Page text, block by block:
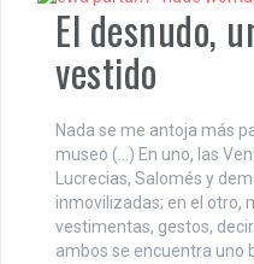
El desnudo,
vestido
Nada se me antoja más
museo (…) En uno, las
Lucrecias, Salomés y
inmovilizadas; en el otro,
vestimentas, gestos,
ambos se encuentra uno